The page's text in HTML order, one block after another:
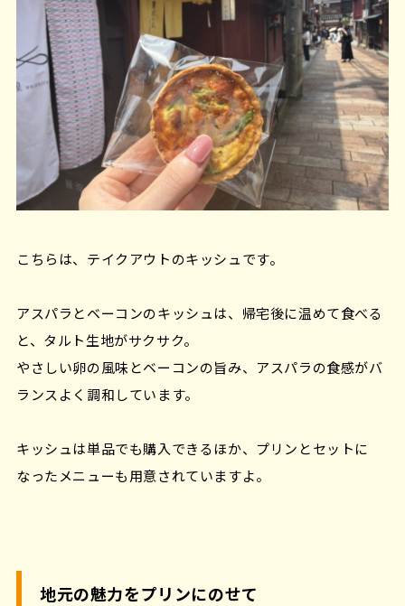
こちらは、テイクアウトのキッシュです。
アスパラとベーコンのキッシュは、帰宅後に温めて食べる
と、タルト生地がサクサク。
やさしい卵の風味とベーコンの旨み、アスパラの食感がバ
ランスよく調和しています。
キッシュは単品でも購入できるほか、プリンとセットに
なったメニューも用意されていますよ。
地元の魅力をプリンにのせて